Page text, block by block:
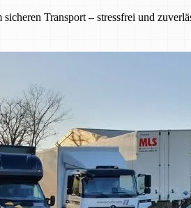
Transport – stressfrei und